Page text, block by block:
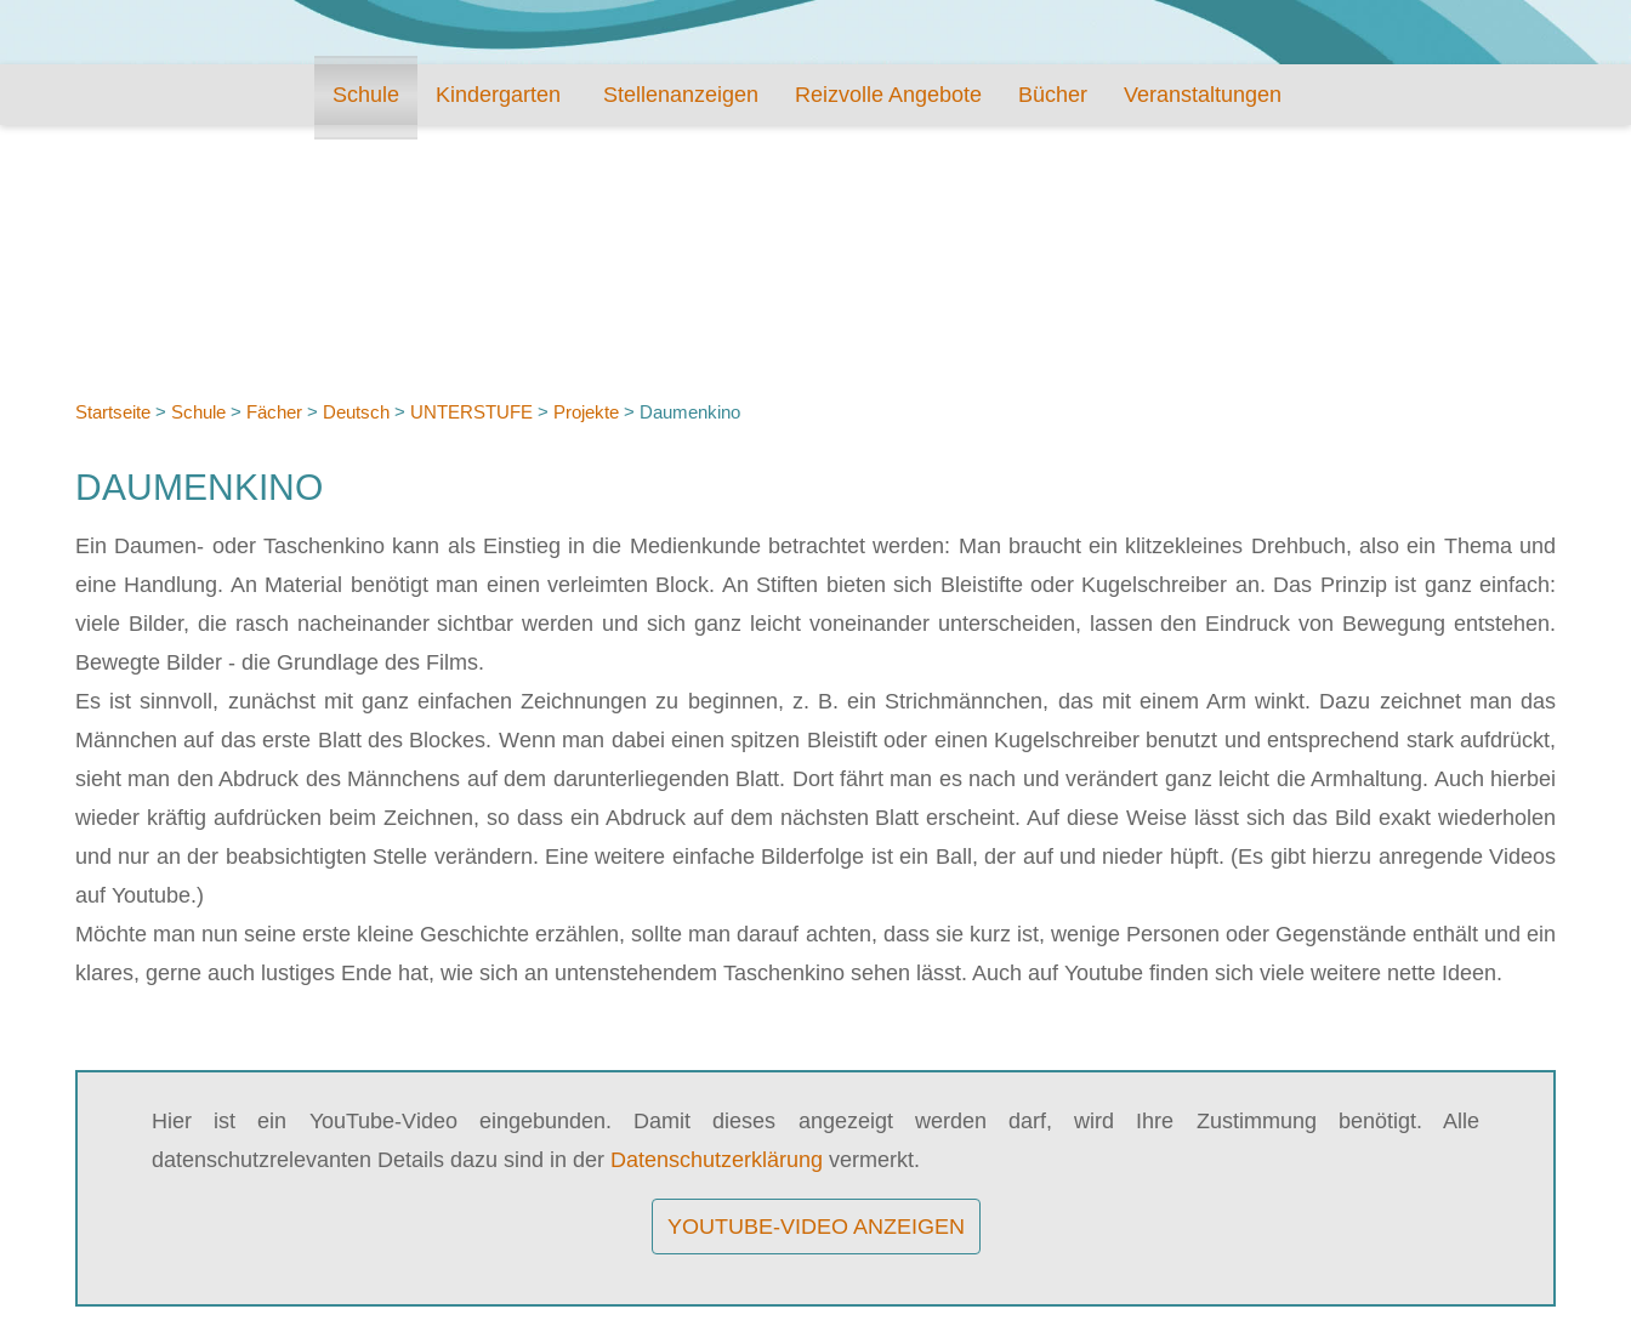
Schule Kindergarten Stellenanzeigen Reizvolle Angebote Bücher Veranstaltungen
Startseite > Schule > Fächer > Deutsch > UNTERSTUFE > Projekte > Daumenkino
DAUMENKINO
Ein Daumen- oder Taschenkino kann als Einstieg in die Medienkunde betrachtet werden: Man braucht ein klitzekleines Drehbuch, also ein Thema und
eine Handlung. An Material benötigt man einen verleimten Block. An Stiften bieten sich Bleistifte oder Kugelschreiber an. Das Prinzip ist ganz einfach:
viele Bilder, die rasch nacheinander sichtbar werden und sich ganz leicht voneinander unterscheiden, lassen den Eindruck von Bewegung entstehen.
Bewegte Bilder - die Grundlage des Films.
Es ist sinnvoll, zunächst mit ganz einfachen Zeichnungen zu beginnen, z. B. ein Strichmännchen, das mit einem Arm winkt. Dazu zeichnet man das
Männchen auf das erste Blatt des Blockes. Wenn man dabei einen spitzen Bleistift oder einen Kugelschreiber benutzt und entsprechend stark aufdrückt,
sieht man den Abdruck des Männchens auf dem darunterliegenden Blatt. Dort fährt man es nach und verändert ganz leicht die Armhaltung. Auch hierbei
wieder kräftig aufdrücken beim Zeichnen, so dass ein Abdruck auf dem nächsten Blatt erscheint. Auf diese Weise lässt sich das Bild exakt wiederholen
und nur an der beabsichtigten Stelle verändern. Eine weitere einfache Bilderfolge ist ein Ball, der auf und nieder hüpft. (Es gibt hierzu anregende Videos
auf Youtube.)
Möchte man nun seine erste kleine Geschichte erzählen, sollte man darauf achten, dass sie kurz ist, wenige Personen oder Gegenstände enthält und ein
klares, gerne auch lustiges Ende hat, wie sich an untenstehendem Taschenkino sehen lässt. Auch auf Youtube finden sich viele weitere nette Ideen.
Hier ist ein YouTube-Video eingebunden. Damit dieses angezeigt werden darf, wird Ihre Zustimmung benötigt. Alle
datenschutzrelevanten Details dazu sind in der Datenschutzerklärung vermerkt.
YOUTUBE-VIDEO ANZEIGEN